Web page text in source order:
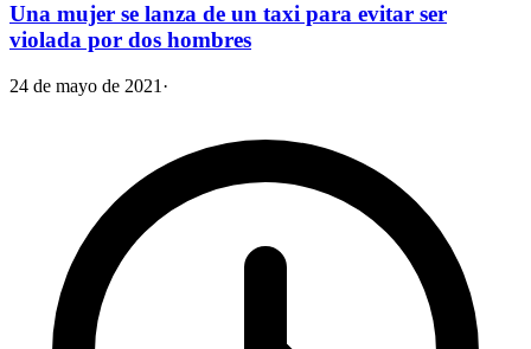
Una mujer se lanza de un taxi para evitar ser
violada por dos hombres
24 de mayo de 2021 ·